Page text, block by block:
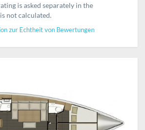
is asked separately in the
not calculated.
zur Echtheit von Bewertungen